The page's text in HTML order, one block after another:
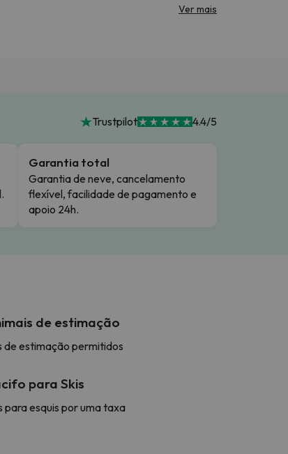
Ver mais
Trustpilot 4.4/5
Garantia total
Garantia de neve, cancelamento
flexível, facilidade de pagamento e
apoio 24h.
de estimação
de estimação permitidos
para Skis
para esquis por uma taxa